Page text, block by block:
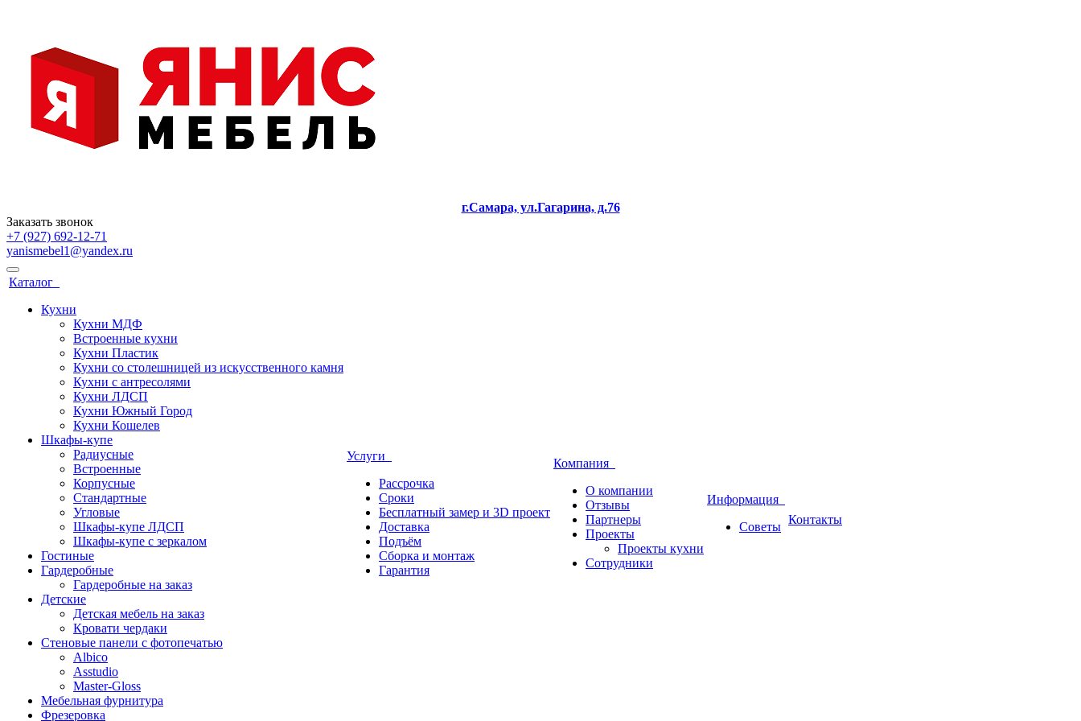
г.Самара, ул.Гагарина, д.76
Заказать звонок
+7 (927) 692-12-71
yanismebel1@yandex.ru
Каталог
Кухни
Кухни МДФ
Встроенные кухни
Кухни Пластик
Кухни со столешницей из искусcтвенного камня
Кухни с антресолями
Кухни ЛДСП
Кухни Южный Город
Кухни Кошелев
Шкафы-купе
Радиусные
Встроенные
Корпусные
Стандартные
Угловые
Шкафы-купе ЛДСП
Шкафы-купе с зеркалом
Гостиные
Гардеробные
Гардеробные на заказ
Детские
Детская мебель на заказ
Кровати чердаки
Стеновые панели с фотопечатью
Albico
Asstudio
Master-Gloss
Мебельная фурнитура
Фрезеровка
Услуги
Рассрочка
Сроки
Бесплатный замер и 3D проект
Доставка
Подъём
Сборка и монтаж
Гарантия
Компания
О компании
Отзывы
Партнеры
Проекты
Проекты кухни
Сотрудники
Информация
Советы
Контакты